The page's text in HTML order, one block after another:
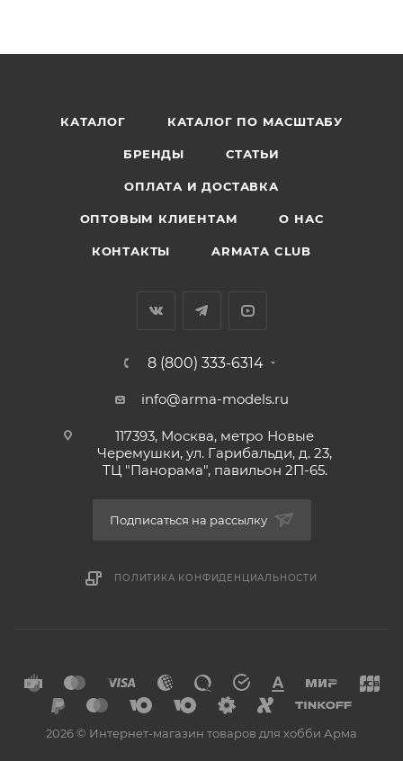
КАТАЛОГ КАТАЛОГ ПО МАСШТАБУ
БРЕНДЫ СТАТЬИ
ОПЛАТА И ДОСТАВКА
ОПТОВЫМ КЛИЕНТАМ О НАС
КОНТАКТЫ ARMATA CLUB
8 (800) 333-6314
info@arma-models.ru
117393, Москва, метро Новые
Черемушки, ул. Гарибальди, д. 23,
ТЦ "Панорама", павильон 2П-65.
Подписаться на рассылку
ПОЛИТИКА КОНФИДЕНЦИАЛЬНОСТИ
2026 © Интернет-магазин товаров для хобби Арма